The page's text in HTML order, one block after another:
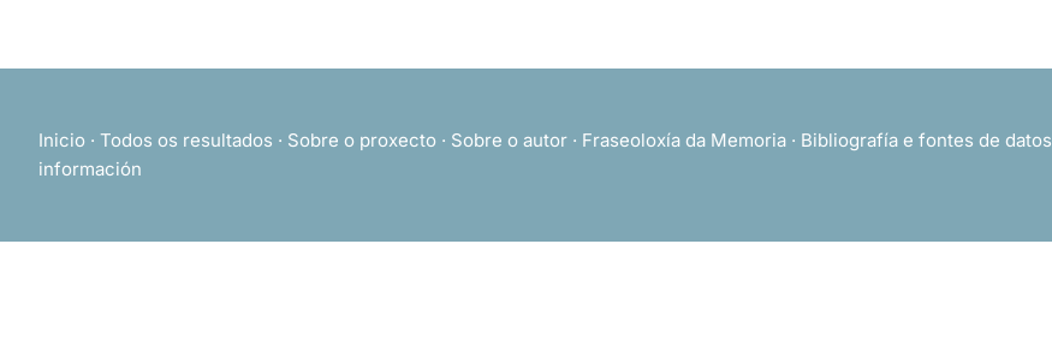
Inicio · Todos os resultados · Sobre o proxecto · Sobre o autor · Fraseoloxía da Memoria · Bibliografía e fontes de datos
información